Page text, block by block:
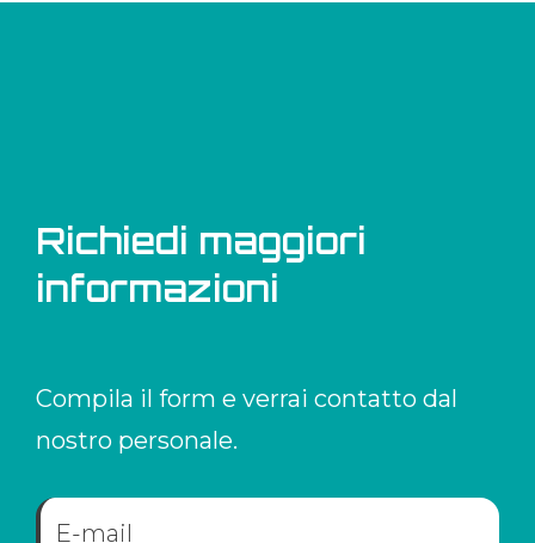
Richiedi maggiori
informazioni
Compila il form e verrai contatto dal
nostro personale.